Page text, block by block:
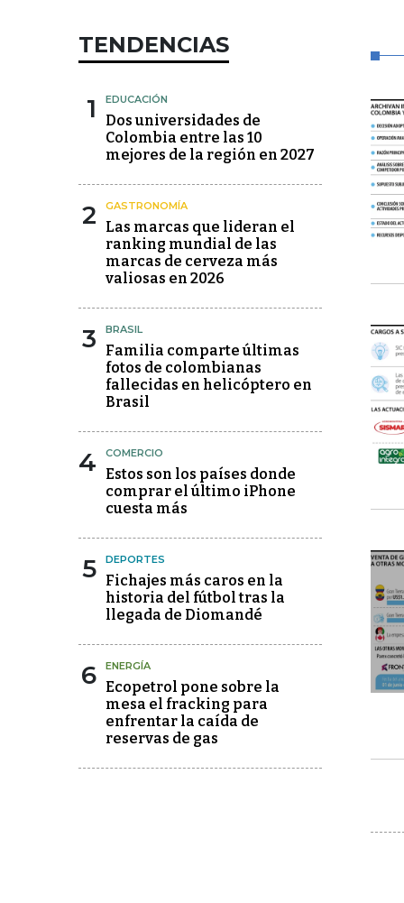
TENDENCIAS
1 EDUCACIÓN
Dos universidades de
Colombia entre las 10
mejores de la región en 2027
2 GASTRONOMÍA
Las marcas que lideran el
ranking mundial de las
marcas de cerveza más
valiosas en 2026
3 BRASIL
Familia comparte últimas
fotos de colombianas
fallecidas en helicóptero en
Brasil
4 COMERCIO
Estos son los países donde
comprar el último iPhone
cuesta más
5 DEPORTES
Fichajes más caros en la
historia del fútbol tras la
llegada de Diomandé
6 ENERGÍA
Ecopetrol pone sobre la
mesa el fracking para
enfrentar la caída de
reservas de gas